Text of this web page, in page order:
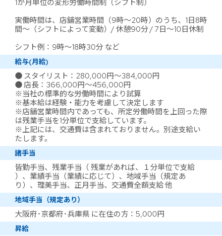
1か月単位の変形労働時間制（シフト制）
実働時間は、店舗営業時間（9時～20時）のうち、1日8時
間～（シフトによって変動）/ 休憩90分 / 7日～10日休制
シフト例：9時～18時30分 など
給与(月給)
● スタイリスト：280,000円～384,000円
● 店長：366,000円～456,000円
※当社の標準的な労働時間により試算
※基本給は経験・能力を考慮して決定します
※店舗営業時間内であっても、所定労働時間を上回った際
は残業手当を1分単位で支給しています。
※上記には、交通費は含まれておりません。別途支給い
たします。
諸手当
皆勤手当、残業手当（ 残業があれば、１分単位で支給
）、業績手当（業績に応じて）、地域手当（規定あ
り）、理美手当、正月手当、交通費全額支給 他
地域手当（規定あり）
大阪府･京都府･兵庫県 に在住の方：5,000円
昇給